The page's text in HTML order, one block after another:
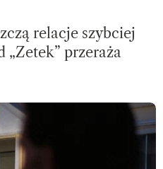
relacje szybciej
„Zetek” przeraża